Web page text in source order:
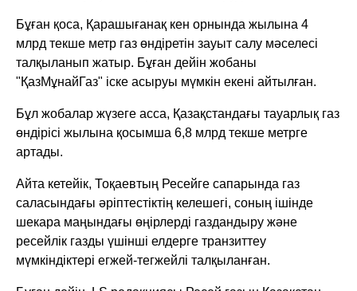
Бұған қоса, Қарашығанақ кен орнында жылына 4
млрд текше метр газ өндіретін зауыт салу мәселесі
талқыланып жатыр. Бұған дейін жобаны
"ҚазМұнайГаз" іске асыруы мүмкін екені айтылған.
Бұл жобалар жүзеге асса, Қазақстандағы тауарлық газ
өндірісі жылына қосымша 6,8 млрд текше метрге
артады.
Айта кетейік, Тоқаевтың Ресейге сапарында газ
саласындағы әріптестіктің келешегі, соның ішінде
шекара маңындағы өңірлерді газдандыру және
ресейлік газды үшінші елдерге транзиттеу
мүмкіндіктері егжей-тегжейлі талқыланған.